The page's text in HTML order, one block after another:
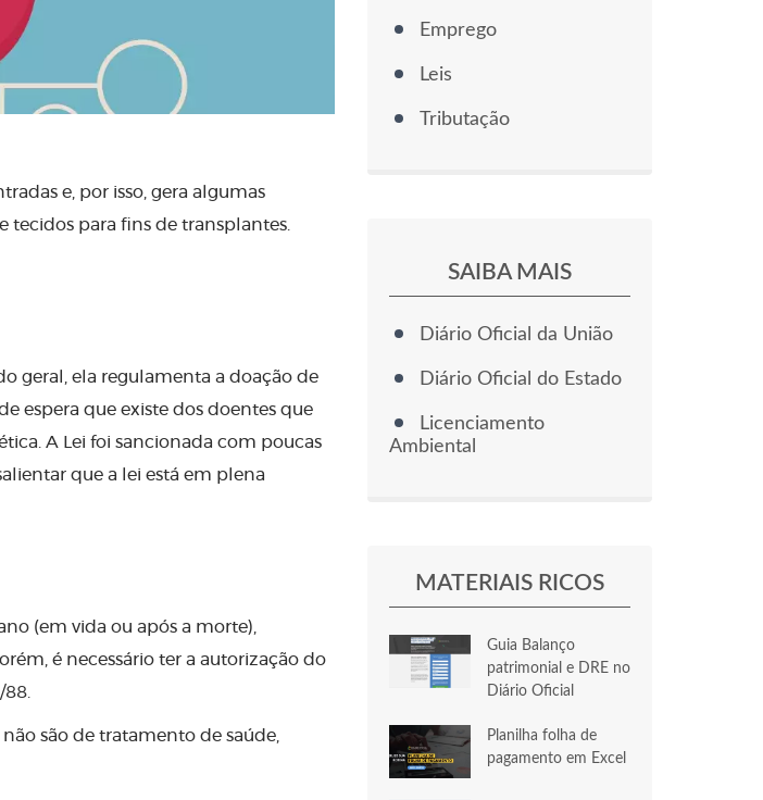
e, por isso, gera algumas
tecidos para fins de transplantes.
geral, ela regulamenta a doação de
espera que existe dos doentes que
A Lei foi sancionada com poucas
que a lei está em plena
(em vida ou após a morte),
é necessário ter a autorização do
são de tratamento de saúde,
Emprego
Leis
Tributação
SAIBA MAIS
Diário Oficial da União
Diário Oficial do Estado
Licenciamento
Ambiental
MATERIAIS RICOS
Guia Balanço
patrimonial e DRE no
Diário Oficial
Planilha folha de
pagamento em Excel